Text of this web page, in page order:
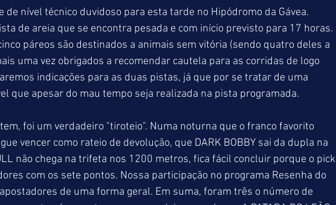
de nível técnico duvidoso para esta tarde no Hipódromo da Gávea.
de areia que se encontra pesada e com início previsto para 17 horas.
páreos são destinados a animais sem vitória (sendo quatro deles a
uma vez obrigados a recomendar cautela para as corridas de logo
indicações para as duas pistas, já que por se tratar de uma
que apesar do mau tempo seja realizada na pista programada.
foi um verdadeiro "tiroteio". Numa noturna que o franco favorito
vencer como rateio de devolução, que DARK BOBBY sai da dupla na
não chega na trifeta nos 1200 metros, fica fácil concluir porque o pick
com os sete pontos. Nossa participação no programa Resenha do
de uma forma geral. Em suma, foram três o número de